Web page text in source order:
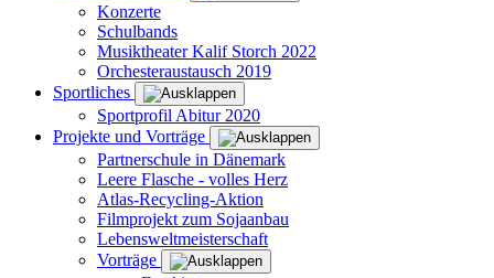
Konzerte
Schulbands
Musiktheater Kalif Storch 2022
Orchesteraustausch 2019
Sportliches
Sportprofil Abitur 2020
Projekte und Vorträge
Partnerschule in Dänemark
Leere Flasche - volles Herz
Atlas-Recycling-Aktion
Filmprojekt zum Sojaanbau
Lebensweltmeisterschaft
Vorträge